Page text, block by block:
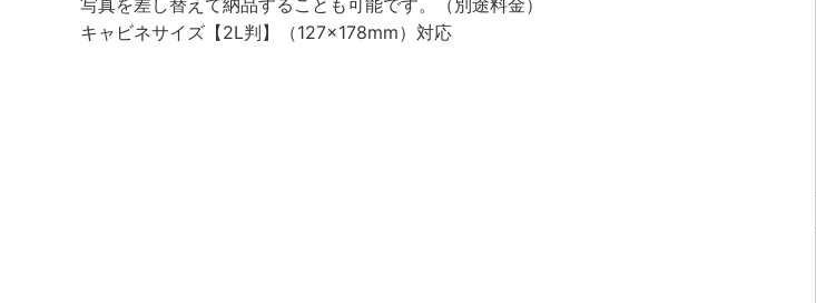
キャビネサイズ【2L判】（127×178mm）対応